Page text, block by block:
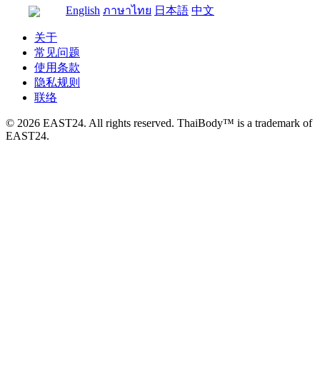
English ภาษาไทย 日本語 中文
关于
常见问题
使用条款
隐私规则
联络
© 2026 EAST24. All rights reserved. ThaiBody™ is a trademark of
EAST24.